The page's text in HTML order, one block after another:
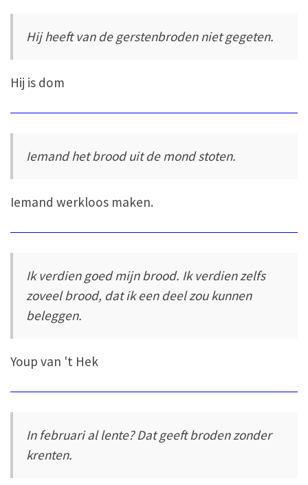
Hij heeft van de gerstenbroden niet gegeten.
Hij is dom
Iemand het brood uit de mond stoten.
Iemand werkloos maken.
Ik verdien goed mijn brood. Ik verdien zelfs
zoveel brood, dat ik een deel zou kunnen
beleggen.
Youp van 't Hek
In februari al lente? Dat geeft broden zonder
krenten.